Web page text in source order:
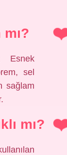
Esnek
sel
sağlam
mı?